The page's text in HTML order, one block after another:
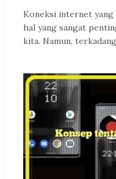
Koneksi internet yang
hal yang sangat
kita. Namun,